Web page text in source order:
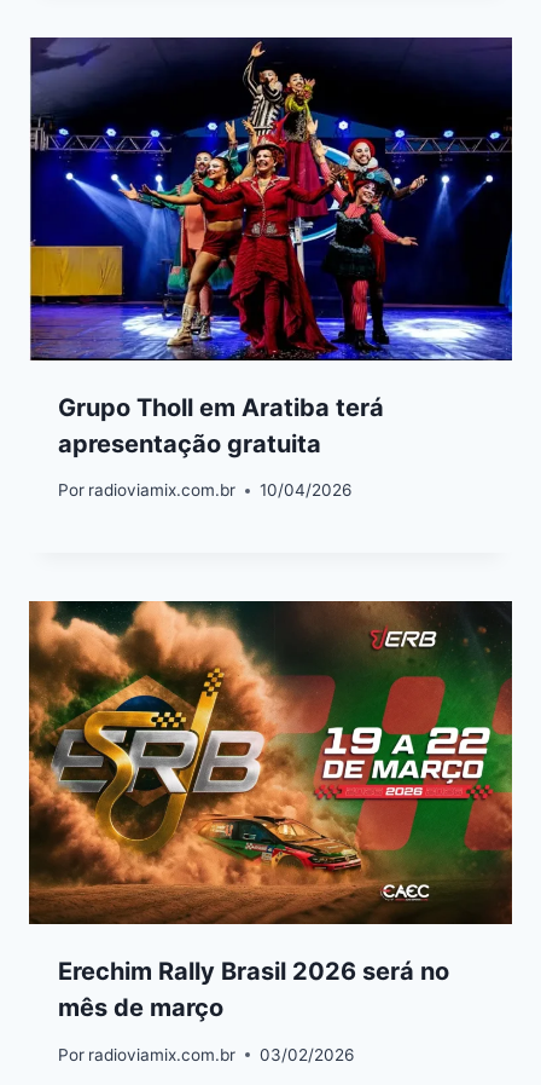
Grupo Tholl em Aratiba terá
apresentação gratuita
Por radioviamix.com.br 10/04/2026
Erechim Rally Brasil 2026 será no
mês de março
Por radioviamix.com.br 03/02/2026